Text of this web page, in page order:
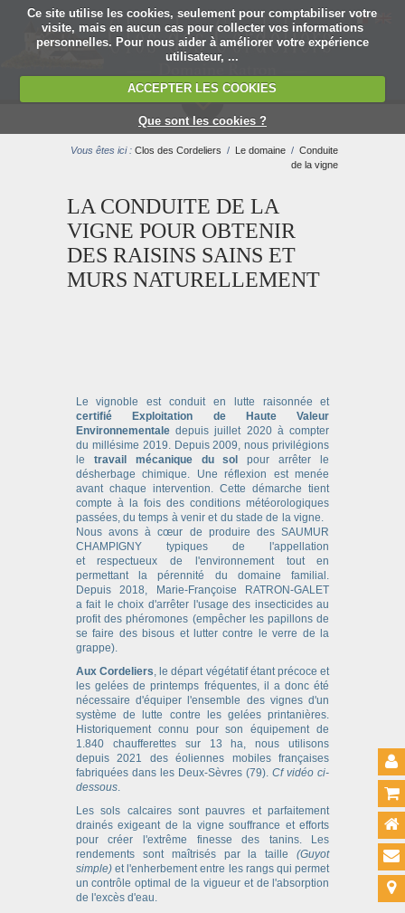
Ce site utilise les cookies, seulement pour comptabiliser votre
visite, mais en aucun cas pour collecter vos informations
personnelles. Pour nous aider à améliorer votre expérience
utilisateur, ...
ACCEPTER LES COOKIES
Que sont les cookies ?
MENU
Vous êtes ici : Clos des Cordeliers / Le domaine / Conduite
de la vigne
LA CONDUITE DE LA
VIGNE POUR OBTENIR
DES RAISINS SAINS ET
MURS NATURELLEMENT
Le vignoble est conduit en lutte raisonnée et
certifié Exploitation de Haute Valeur
Environnementaledepuis juillet 2020 à compter
du millésime 2019. Depuis 2009, nous privilégions
le travail mécanique du solpour arrêter le
désherbage chimique. Une réflexion est menée
avant chaque intervention. Cette démarche tient
compte à la fois des conditions météorologiques
passées, du temps à venir et du stade de la vigne.
Nous avons à cœur de produire des SAUMUR
CHAMPIGNY typiques de l'appellation
et respectueux de l'environnement tout en
permettant la pérennité du domaine familial.
Depuis 2018, Marie-Françoise RATRON-GALET
a fait le choix d'arrêter l'usage des insecticides au
profit des phéromones (empêcher les papillons de
se faire des bisous et lutter contre le verre de la
grappe).
Aux Cordeliers , le départ végétatif étant précoce et
les gelées de printemps fréquentes, il a donc été
nécessaire d'équiper l'ensemble des vignes d'un
système de lutte contre les gelées printanières.
Historiquement connu pour son équipement de
1.840 chaufferettes sur 13 ha, nous utilisons
depuis 2021 des éoliennes mobiles françaises
fabriquées dans les Deux-Sèvres (79).Cf vidéo ci-
dessous.
Les sols calcaires sont pauvres et parfaitement
drainés exigeant de la vigne souffrance et efforts
pour créer l'extrême finesse des tanins. Les
rendements sont maîtrisés par la taille(Guyot
simple)et l'enherbement entre les rangs qui permet
un contrôle optimal de la vigueur et de l'absorption
de l'excès d'eau.